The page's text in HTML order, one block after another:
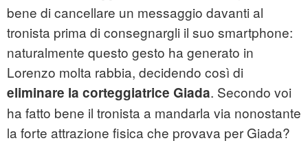
bene di cancellare un messaggio davanti al
tronista prima di consegnargli il suo smartphone:
naturalmente questo gesto ha generato in
Lorenzo molta rabbia, decidendo così di
eliminare la corteggiatrice Giada. Secondo voi
ha fatto bene il tronista a mandarla via nonostante
la forte attrazione fisica che provava per Giada?